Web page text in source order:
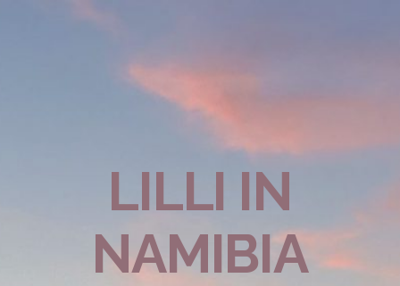
LILLI IN
NAMIBIA